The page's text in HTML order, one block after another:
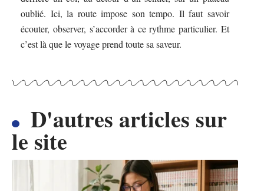
oublié. Ici, la route impose son tempo. Il faut savoir
écouter, observer, s’accorder à ce rythme particulier. Et
c’est là que le voyage prend toute sa saveur.
D'autres articles sur
le site